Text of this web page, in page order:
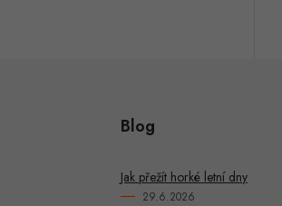
Blog
Jak přežít horké letní dny
29.6.2026